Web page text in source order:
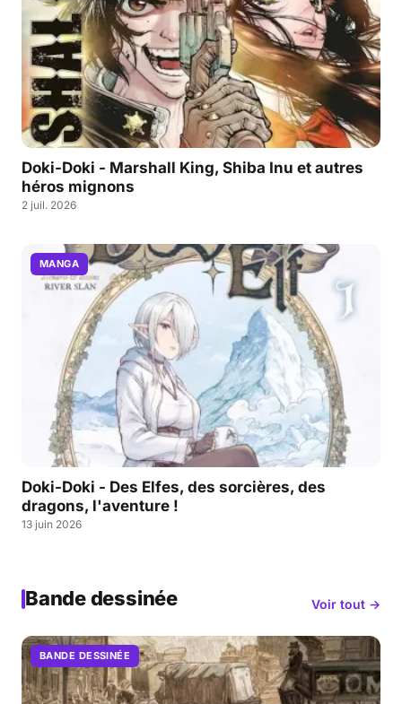
Doki-Doki - Marshall King, Shiba Inu et autres
héros mignons
2 juil. 2026
MANGA
Doki-Doki - Des Elfes, des sorcières, des
dragons, l'aventure !
13 juin 2026
Bande dessinée Voir tout →
BANDE DESSINÉE